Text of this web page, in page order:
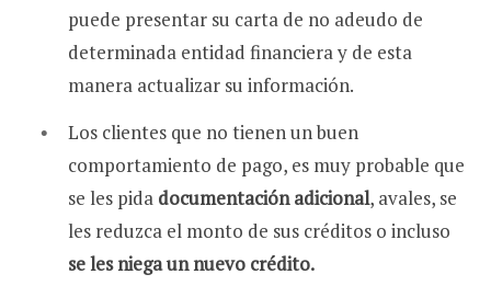
puede presentar su carta de no adeudo de
determinada entidad financiera y de esta
manera actualizar su información.
Los clientes que no tienen un buen
comportamiento de pago, es muy probable que
se les pida documentación adicional, avales, se
les reduzca el monto de sus créditos o incluso
se les niega un nuevo crédito.